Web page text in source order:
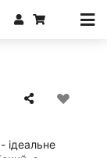
ідеальне